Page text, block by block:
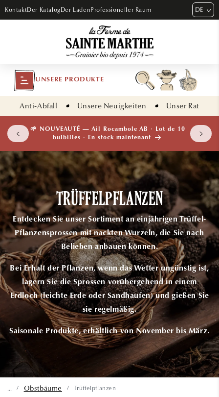
ZUM
INHALT
KontaktDer KatalogDer LadenProfessioneller Raum DE
UNSERE PRODUKTE
Anti-Abfall Unsere Neuigkeiten Unser Rat
🌱 NOUVEAUTÉ — Ail Rocambole AB · Lot de 10
bulbilles · En stock maintenant
TRÜFFELPFLANZEN
Entdecken Sie unser Sortiment an einjährigen Trüffel-
Pflanzensprossen mit nackten Wurzeln, die Sie nach
Belieben anbauen können.
Bei Erhalt der Pflanzen, wenn das Wetter ungünstig ist,
lagern Sie die Sprossen vorübergehend in einem
Erdloch (leichte Erde oder Sandhaufen) und gießen Sie
sie regelmäßig.
Saisonale Produkte, erhältlich von November bis März.
... / Obstbäume / Trüffelpflanzen